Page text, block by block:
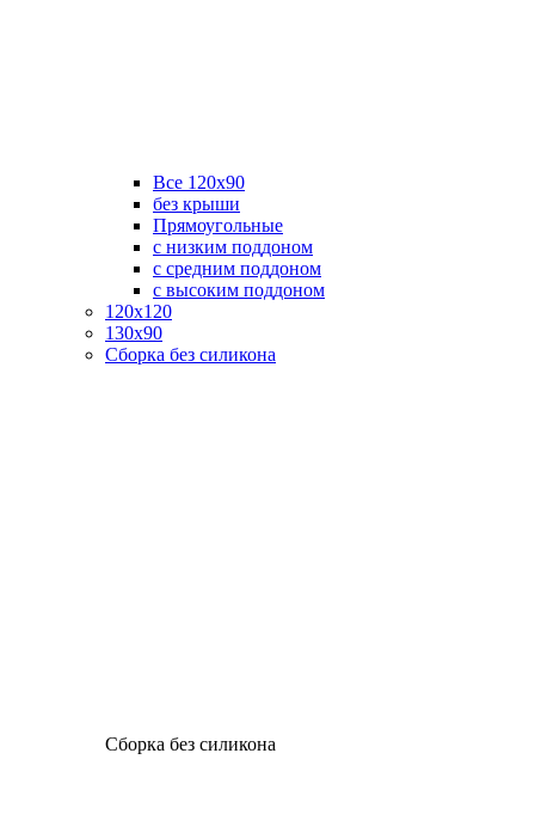
Все 120х90
без крыши
Прямоугольные
с низким поддоном
с средним поддоном
с высоким поддоном
120х120
130х90
Сборка без силикона
Сборка без силикона